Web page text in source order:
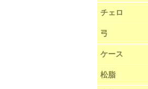
チェロ
弓
ケース
松脂